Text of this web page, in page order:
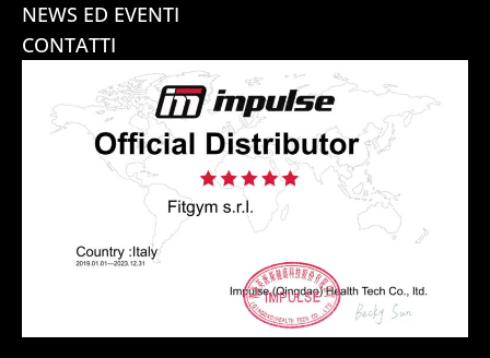
NEWS ED EVENTI
CONTATTI